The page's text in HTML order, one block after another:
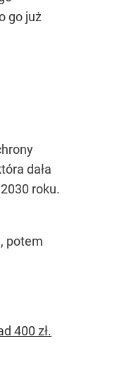
go już
dała
roku.
potem
400 zł.